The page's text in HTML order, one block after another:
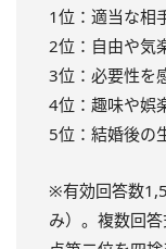
1位：適当な相
2位：自由や気
3位：必要性を
4位：趣味や娯
5位：結婚後の
※有効回答数
み）。複数回